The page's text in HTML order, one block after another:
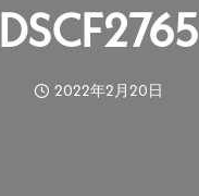
DSCF2765
2022年2月20日